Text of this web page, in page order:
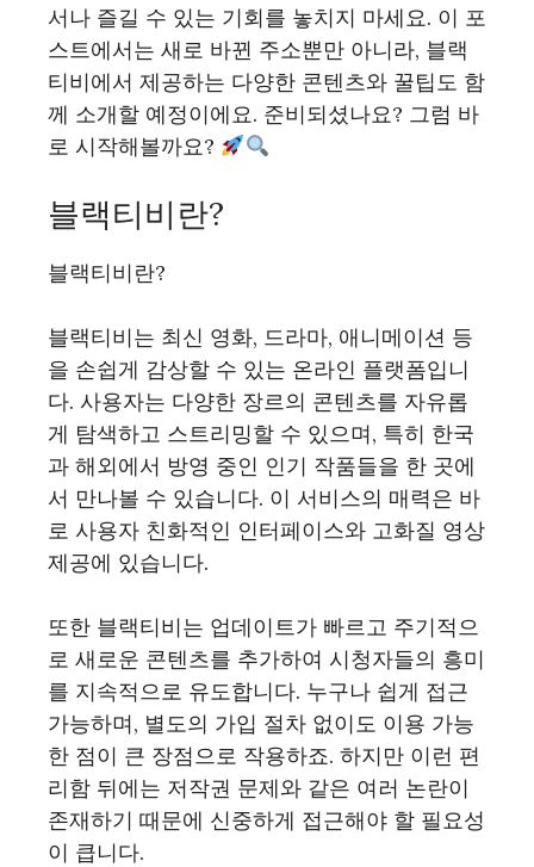
서나 즐길 수 있는 기회를 놓치지 마세요. 이 포
스트에서는 새로 바뀐 주소뿐만 아니라, 블랙
티비에서 제공하는 다양한 콘텐츠와 꿀팁도 함
께 소개할 예정이에요. 준비되셨나요? 그럼 바
로 시작해볼까요?
블랙티비란?
블랙티비란?
블랙티비는 최신 영화, 드라마, 애니메이션 등
을 손쉽게 감상할 수 있는 온라인 플랫폼입니
다. 사용자는 다양한 장르의 콘텐츠를 자유롭
게 탐색하고 스트리밍할 수 있으며, 특히 한국
과 해외에서 방영 중인 인기 작품들을 한 곳에
서 만나볼 수 있습니다. 이 서비스의 매력은 바
로 사용자 친화적인 인터페이스와 고화질 영상
제공에 있습니다.
또한 블랙티비는 업데이트가 빠르고 주기적으
로 새로운 콘텐츠를 추가하여 시청자들의 흥미
를 지속적으로 유도합니다. 누구나 쉽게 접근
가능하며, 별도의 가입 절차 없이도 이용 가능
한 점이 큰 장점으로 작용하죠. 하지만 이런 편
리함 뒤에는 저작권 문제와 같은 여러 논란이
존재하기 때문에 신중하게 접근해야 할 필요성
이 큽니다.